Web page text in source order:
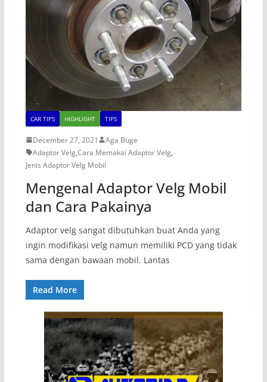
CAR TIPS HIGHLIGHT TIPS
December 27, 2021
Aga Buge
Adaptor Velg,Cara Memakai Adaptor Velg,
Jenis Adaptor Velg Mobil
Mengenal Adaptor Velg Mobil
dan Cara Pakainya
Adaptor velg sangat dibutuhkan buat Anda yang
ingin modifikasi velg namun memiliki PCD yang tidak
sama dengan bawaan mobil. Lantas
Read More